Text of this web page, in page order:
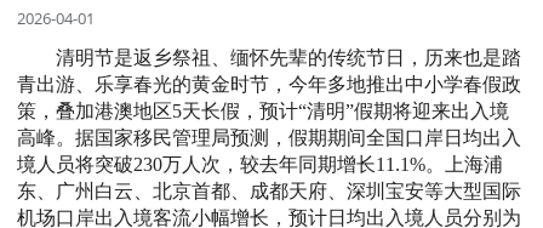
2026-04-01
清明节是返乡祭祖、缅怀先辈的传统节日，历来也是踏
青出游、乐享春光的黄金时节，今年多地推出中小学春假政
策，叠加港澳地区5天长假，预计“清明”假期将迎来出入境
高峰。据国家移民管理局预测，假期期间全国口岸日均出入
境人员将突破230万人次，较去年同期增长11.1%。上海浦
东、广州白云、北京首都、成都天府、深圳宝安等大型国际
机场口岸出入境客流小幅增长，预计日均出入境人员分别为